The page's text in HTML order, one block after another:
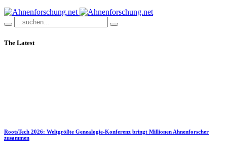
The Latest
RootsTech 2026: Weltgrößte Genealogie-Konferenz bringt Millionen Ahnenforscher
zusammen